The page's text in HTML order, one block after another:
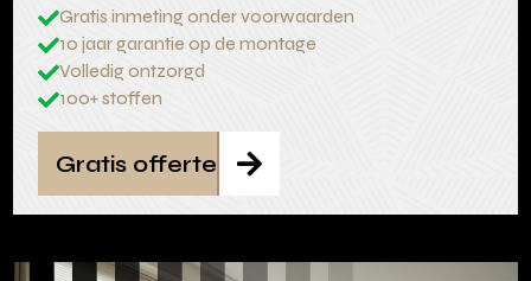
Gratis inmeting onder voorwaarden
10 jaar garantie op de montage
Volledig ontzorgd
100+ stoffen

Gratis offerte